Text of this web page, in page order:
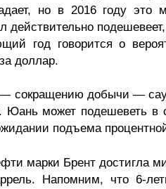
но в 2016 году это
действительно
год говорится о
доллар.
сокращению добычи —
Юань может подешеветь
подъема
марки Брент достигла
Напомним, что 6-